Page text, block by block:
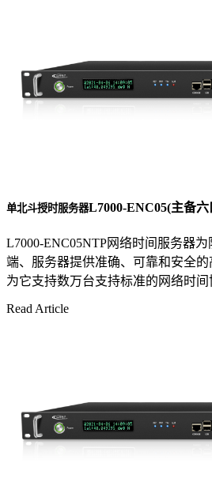
单北斗授时服务器L7000-ENC05(主备
L7000-ENC05NTP网络时间服务器
端、服务器提供准确、可靠和安全
为它支持数万台支持标准的网络时间
Read Article